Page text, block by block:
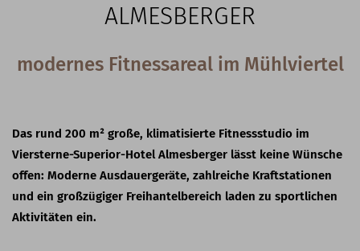
ALMESBERGER
modernes Fitnessareal im Mühlviertel
Das rund 200 m² große, klimatisierte Fitnessstudio im
Viersterne-Superior-Hotel Almesberger lässt keine Wünsche
offen: Moderne Ausdauergeräte, zahlreiche Kraftstationen
und ein großzügiger Freihantelbereich laden zu sportlichen
Aktivitäten ein.